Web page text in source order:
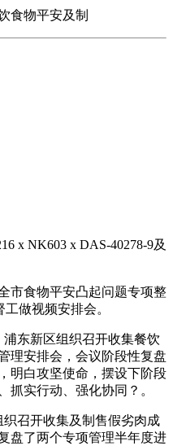
食物平安及制
x NK603 x DAS-40278-9及
食物平安凸起问题专项整
做视频安排会。
东新区组织召开收集餐饮
理安排会，会议阶段性复盘
明白攻坚使命，摆设下阶段
抓实行动、强化协同？。
召开收集及制售假劣肉成
盘了两个专项管理半年度进